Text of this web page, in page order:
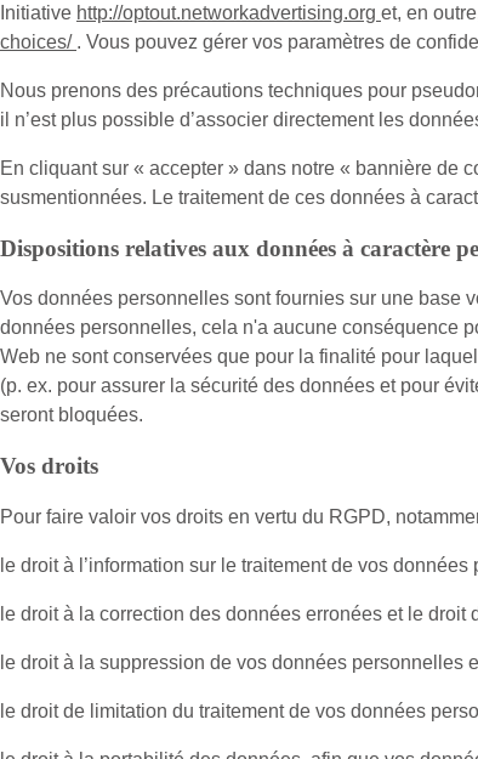
Initiative http://optout.networkadvertising.org et, en
choices/ . Vous pouvez gérer vos paramètres de
Nous prenons des précautions techniques pour
il n’est plus possible d’associer directement les
En cliquant sur « accepter » dans notre « bannière de
susmentionnées. Le traitement de ces données à
Dispositions relatives aux données à caractère
Vos données personnelles sont fournies sur une base
données personnelles, cela n'a aucune conséquence
Web ne sont conservées que pour la finalité pour
(p. ex. pour assurer la sécurité des données et pour
seront bloquées.
Vos droits
Pour faire valoir vos droits en vertu du RGPD,
le droit à l’information sur le traitement de vos
le droit à la correction des données erronées et le
le droit à la suppression de vos données personnelles
le droit de limitation du traitement de vos données